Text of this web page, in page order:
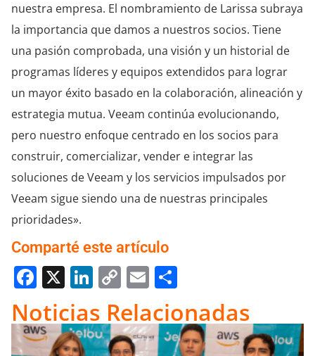
nuestra empresa. El nombramiento de Larissa subraya
la importancia que damos a nuestros socios. Tiene
una pasión comprobada, una visión y un historial de
programas líderes y equipos extendidos para lograr
un mayor éxito basado en la colaboración, alineación y
estrategia mutua. Veeam continúa evolucionando,
pero nuestro enfoque centrado en los socios para
construir, comercializar, vender e integrar las
soluciones de Veeam y los servicios impulsados por
Veeam sigue siendo una de nuestras principales
prioridades».
Comparté este artículo
Facebook
X LinkedIn
Copy
Link
Email
Noticias Relacionadas